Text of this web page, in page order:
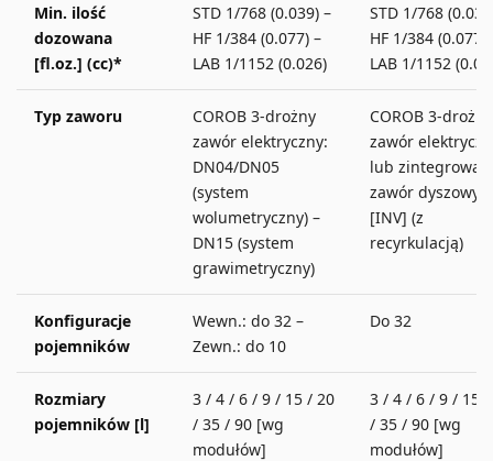
Min. ilość
dozowana
[fl.oz.] (cc)*
STD 1/768 (0.039) –
HF 1/384 (0.077) –
LAB 1/1152 (0.026)
STD 1/768
HF 1/384 (0.077)
LAB 1/1152
Typ zaworu
COROB 3-drożny
zawór elektryczny:
DN04/DN05
(system
wolumetryczny) –
DN15 (system
grawimetryczny)
COROB 3-drożny
zawór
lub
zawór dyszowy
[INV] (z
recyrkulacją)
Konfiguracje
pojemników
Wewn.: do 32 –
Zewn.: do 10
Do 32
Rozmiary
pojemników [l]
3 / 4 / 6 / 9 / 15 / 20
/ 35 / 90 [wg
modułów]
3 / 4 / 6 / 9 / 15 /
/ 35 / 90 [wg
modułów]